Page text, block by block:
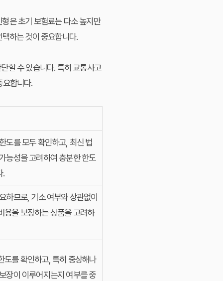
은 초기 보험료는 다소 높지만
하는 것이 중요합니다.
할 수 있습니다. 특히 교통사고
요합니다.
도를 모두 확인하고, 최신 법
능성을 고려하여 충분한 한도
.
하므로, 기소 여부와 상관없이
용을 보장하는 상품을 고려하
도를 확인하고, 특히 중상해나
장이 이루어지는지 여부를 중